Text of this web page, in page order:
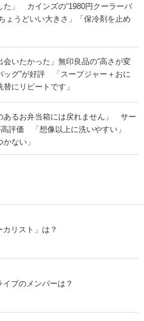
た」 カインズの“1980円クーラーバ
ょうどいい大きさ」「保冷剤を止め
会いたかった」無印良品の“高さが変
ッグ”が好評 「スープジャー＋おに
にリピートです」
あるお弁当箱には戻れません」 サー
高評価 「想像以上に洗いやすい」
かない」
リスト」は？
ブのメンバーは？